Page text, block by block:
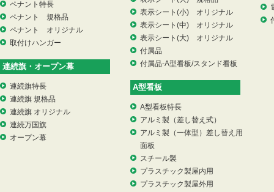
ペナント特長
ペナント 規格品
ペナント オリジナル
取付けハンガー
連続旗・オープン幕
連続旗特長
連続旗 規格品
連続旗 オリジナル
連続万国旗
オープン幕
表示シート(小) オリジナル
表示シート(中) オリジナル
表示シート(大) オリジナル
付属品
付属品-A型看板/スタンド看板
A型看板
A型看板特長
アルミ製（差し替え式）
アルミ製（一体型）差し替え用
面板
スチール製
プラスチック製屋内用
プラスチック製屋外用